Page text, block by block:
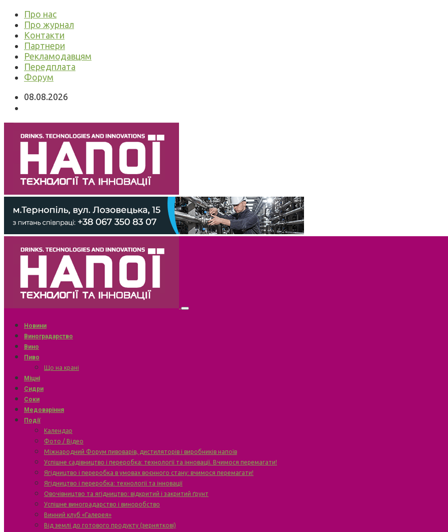
Про нас
Про журнал
Контакти
Партнери
Рекламодавцям
Передплата
Форум
08.08.2026
Новини
Виноградарство
Вино
Пиво
Що на крані
Міцні
Сидри
Соки
Медоваріння
Події
Календар
Фото / Відео
Міжнародний Форум пивоварів, дистиляторів і виробників напоїв
Успішне садівництво і переробка: технології та інновації. Вчимося перемагати!
Ягідництво і переробка в умовах воєнного стану: вчимося перемагати!
Ягідництво і переробка: технології та інновації
Овочівництво та ягідництво: відкритий і закритий ґрунт
Успішне виноградарство і виноробство
Винний клуб «Галерея»
Від землі до готового продукту (зерняткові)